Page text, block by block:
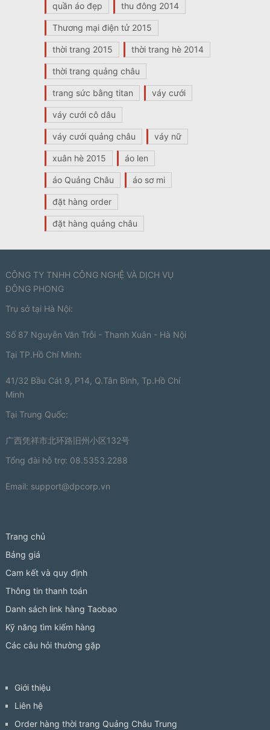
quần áo đẹp thu đông 2014
Thương mại điện tử 2015
thời trang 2015 thời trang hè 2014
thời trang quảng châu
trang sức bằng titan váy cưới
váy cưới cô dâu
váy cưới quảng châu váy nữ
xuân hè 2015 áo len
áo Quảng Châu áo sơ mi
đặt hàng order
đặt hàng quảng châu
CÔNG TY TNHH CÔNG NGHỆ VÀ DỊCH VỤ
ĐÔNG PHONG
Trụ sở tại Hà Nội:
Số 87 Nguyễn Văn Trỗi - Thanh Xuân - Hà Nội
Tại TP.Hồ Chí Minh:
41/32 Bầu Cát 9, P14, Q.Tân Bình, Tp.Hồ Chí
Minh
Tại Trung Quốc:
广西凭祥市北环路旧州小区132号
Tổng đài hỗ trợ: 08.5353.2288
Email: support@dpcorp.vn
Trang chủ
Bảng giá
Cam kết và quy định
Thông tin thanh toán
Danh sách link hàng Taobao
Kỹ năng tìm kiếm hàng
Các câu hỏi thường gặp
Giới thiệu
Liên hệ
Order hàng thời trang Quảng Châu Trung